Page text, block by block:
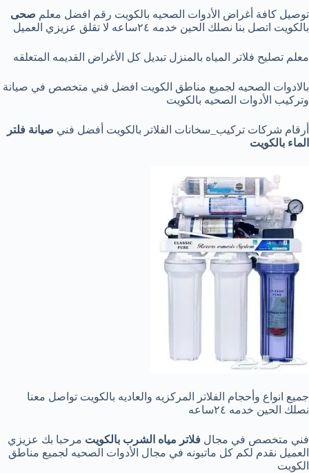
توصيل كافة أغراض الأدوات الصحيه بالكويت رقم افضل معلم صحى
بالكويت اتصل بنا نصلك الحين خدمه ٢٤ساعه لا تقلق عزيزي العميل
معلم تصليح فلاتر المياه بالمنزل تبديل كل الأغراض القديمه المتعلقه
بالادوات الصحيه لجميع مناطق الكويت افضل فني متخصص في صيانة
وتركيب الأدوات الصحيه بالكويت
أرقام شركات تركيب_سخانات الفلاتر بالكويت أفضل فني صيانة فلتر
الماء بالكويت
جميع انواع وأحجام الفلاتر المركزيه والعاديه بالكويت تواصل معنا
نصلك الحين خدمه ٢٤ساعه
فني متخصص في مجال فلاتر مياه الشرب بالكويت مرحبا بك عزيزي
العميل نقدم لكم كل ماتبونه في مجال الأدوات الصحيه لجميع مناطق
الكويت